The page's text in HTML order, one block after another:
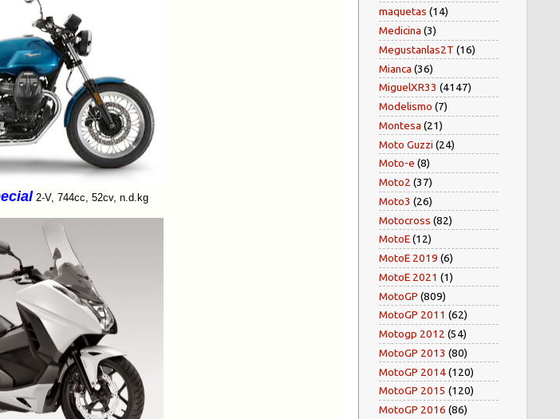
2-V, 744cc, 52cv, n.d.kg
maquetas (14)
Medicina (3)
Megustanlas2T (16)
Mianca (36)
MiguelXR33 (4147)
Modelismo (7)
Montesa (21)
Moto Guzzi (24)
Moto-e (8)
Moto2 (37)
Moto3 (26)
Motocross (82)
MotoE(12)
MotoE 2019 (6)
MotoE 2021 (1)
MotoGP (809)
MotoGP 2011 (62)
Motogp 2012 (54)
MotoGP 2013 (80)
MotoGP 2014(120)
MotoGP 2015 (120)
MotoGP 2016 (86)